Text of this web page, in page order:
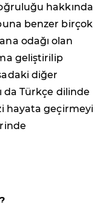
hakkında
benzer birçok
odağı olan
geliştirilip
diğer
da Türkçe dilinde
hayata geçirmeyi